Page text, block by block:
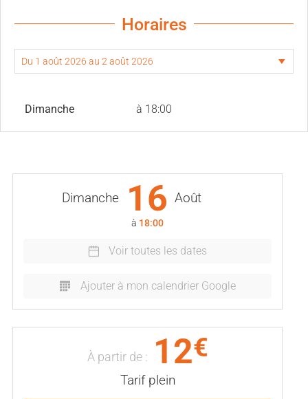
Horaires
Dimanche à 18:00
Dimanche 16 Août
à 18:00
Voir toutes les dates
Ajouter à mon calendrier Google
À partir de : 12€
Tarif plein